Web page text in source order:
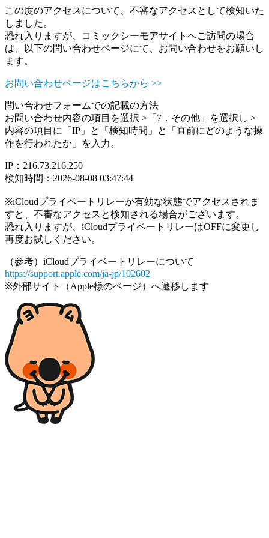
この度のアクセスについて、不審なアクセスとして検知いた
しました。
恐れ入りますが、コミックシーモアサイトへご訪問の場合
は、以下の問い合わせページにて、お問い合わせをお願いし
ます。
お問い合わせページはこちらから >>
問い合わせフォームでの記載の方法
お問い合わせ内容の項目を選択 >「7．その他」を選択し >
内容の項目に「IP」と「検知時間」と「直前にどのような操
作を行われたか」を入力。
IP：216.73.216.250
検知時間：2026-08-08 03:47:44
※iCloudプライベートリレーが有効な状態でアクセスされま
すと、不審なアクセスと検知される場合がございます。
恐れ入りますが、iCloudプライベートリレーはOFFに変更し
再度お試しください。
（参考）iCloudプライベートリレーについて
https://support.apple.com/ja-jp/102602
※外部サイト（Apple様のページ）へ遷移します